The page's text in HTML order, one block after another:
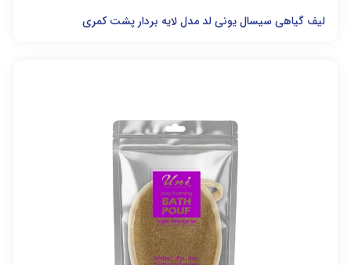
لیف گیاهی سیسال یونی لد مدل لایه بردار پشت کمری